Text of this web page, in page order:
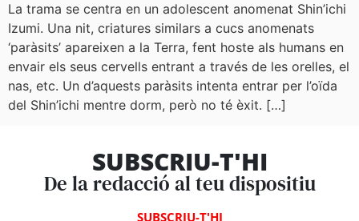
La trama se centra en un adolescent anomenat Shin’ichi
Izumi. Una nit, criatures similars a cucs anomenats
‘paràsits’ apareixen a la Terra, fent hoste als humans en
envair els seus cervells entrant a través de les orelles, el
nas, etc. Un d’aquests paràsits intenta entrar per l’oïda
del Shin’ichi mentre dorm, però no té èxit. […]
SUBSCRIU-T'HI
De la redacció al teu dispositiu
SUBSCRIU-T'HI